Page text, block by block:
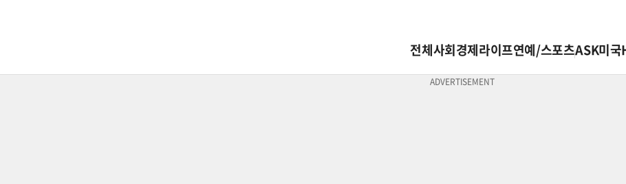
전체사회경제라이프연예/스포츠ASK미국